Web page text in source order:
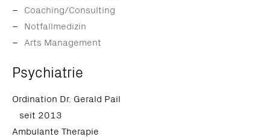
Coaching/Consulting
Notfallmedizin
Arts Management
Psychiatrie
Ordination Dr. Gerald Pail
seit 2013
Ambulante Therapie